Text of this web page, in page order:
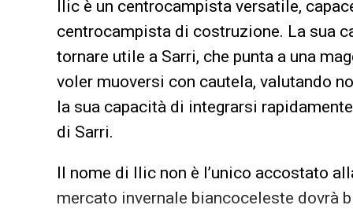
Ilic è un centrocampista versatile,
centrocampista di costruzione. La sua
tornare utile a Sarri, che punta a una
voler muoversi con cautela, valutando
la sua capacità di integrarsi
di Sarri.
Il nome di Ilic non è l’unico accostato
mercato invernale biancoceleste dovrà